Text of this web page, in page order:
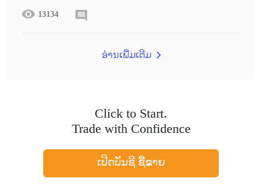
13134
ອ່ານເພີ່ມເຕີມ
Click to Start.
Trade with Confidence
ເປີດບັນຊີ ຊື້ຂາຍ